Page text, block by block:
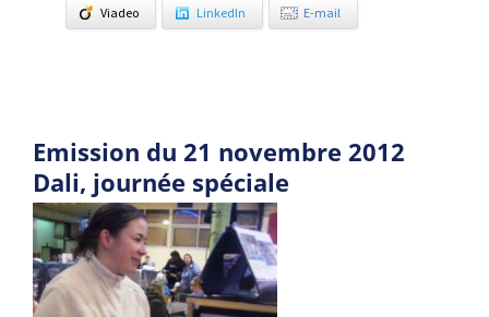
Viadeo LinkedIn E-mail
Emission du 21 novembre 2012
Dali, journée spéciale